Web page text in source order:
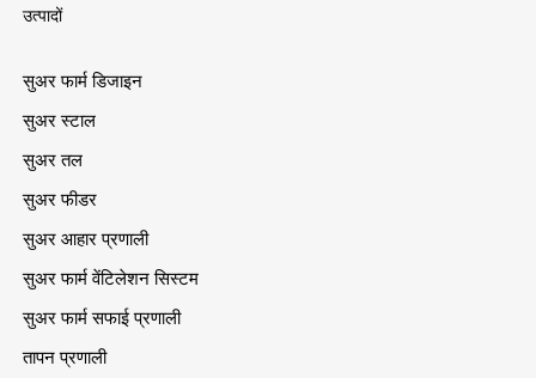
उत्पादों
सुअर फार्म डिजाइन
सुअर स्टाल
सुअर तल
सुअर फीडर
सुअर आहार प्रणाली
सुअर फार्म वेंटिलेशन सिस्टम
सुअर फार्म सफाई प्रणाली
तापन प्रणाली